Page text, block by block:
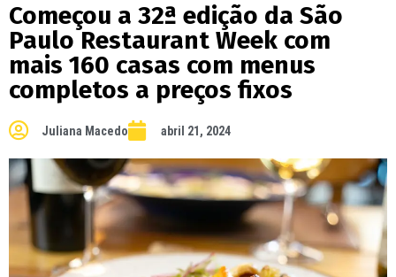
Começou a 32ª edição da São
Paulo Restaurant Week com
mais 160 casas com menus
completos a preços fixos
Juliana Macedo abril 21, 2024